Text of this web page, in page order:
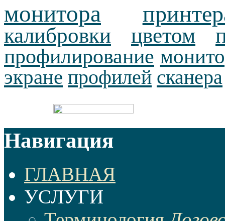
монитора
калибровки цветом
профилирование
экране профилей сканера
Навигация
ГЛАВНАЯ
УСЛУГИ